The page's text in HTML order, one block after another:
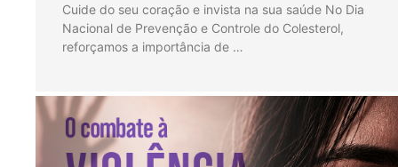
Cuide do seu coração e invista na sua saúde No Dia
Nacional de Prevenção e Controle do Colesterol,
reforçamos a importância de …